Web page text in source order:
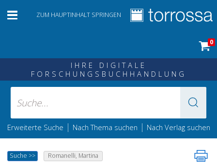
ZUM HAUPTINHALT SPRINGEN
0
IHRE DIGITALE
FORSCHUNGSBUCHHANDLUNG
Erweiterte Suche | Nach Thema suchen | Nach Verlag suchen
Suche >> Romanelli, Martina